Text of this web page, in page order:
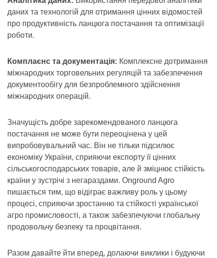
даних та технологій для отримання цінних відомостей
про продуктивність ланцюга постачання та оптимізації
роботи.
Комплаєнс та документація: Комплексне дотримання
міжнародних торговельних регуляцій та забезпечення
документообігу для безпроблемного здійснення
міжнародних операцій.
Значущість добре зарекомендованого ланцюга
постачання не може бути переоцінена у цей
випробовувальний час. Він не тільки підсилює
економіку України, сприяючи експорту її цінних
сільськогосподарських товарів, але й зміцнює стійкість
країни у зустрічі з негараздами. Onground Agro
пишається тим, що відіграє важливу роль у цьому
процесі, сприяючи зростанню та стійкості української
агро промисловості, а також забезпечуючи глобальну
продовольчу безпеку та процвітання.
Разом давайте йти вперед, долаючи виклики і будуючи